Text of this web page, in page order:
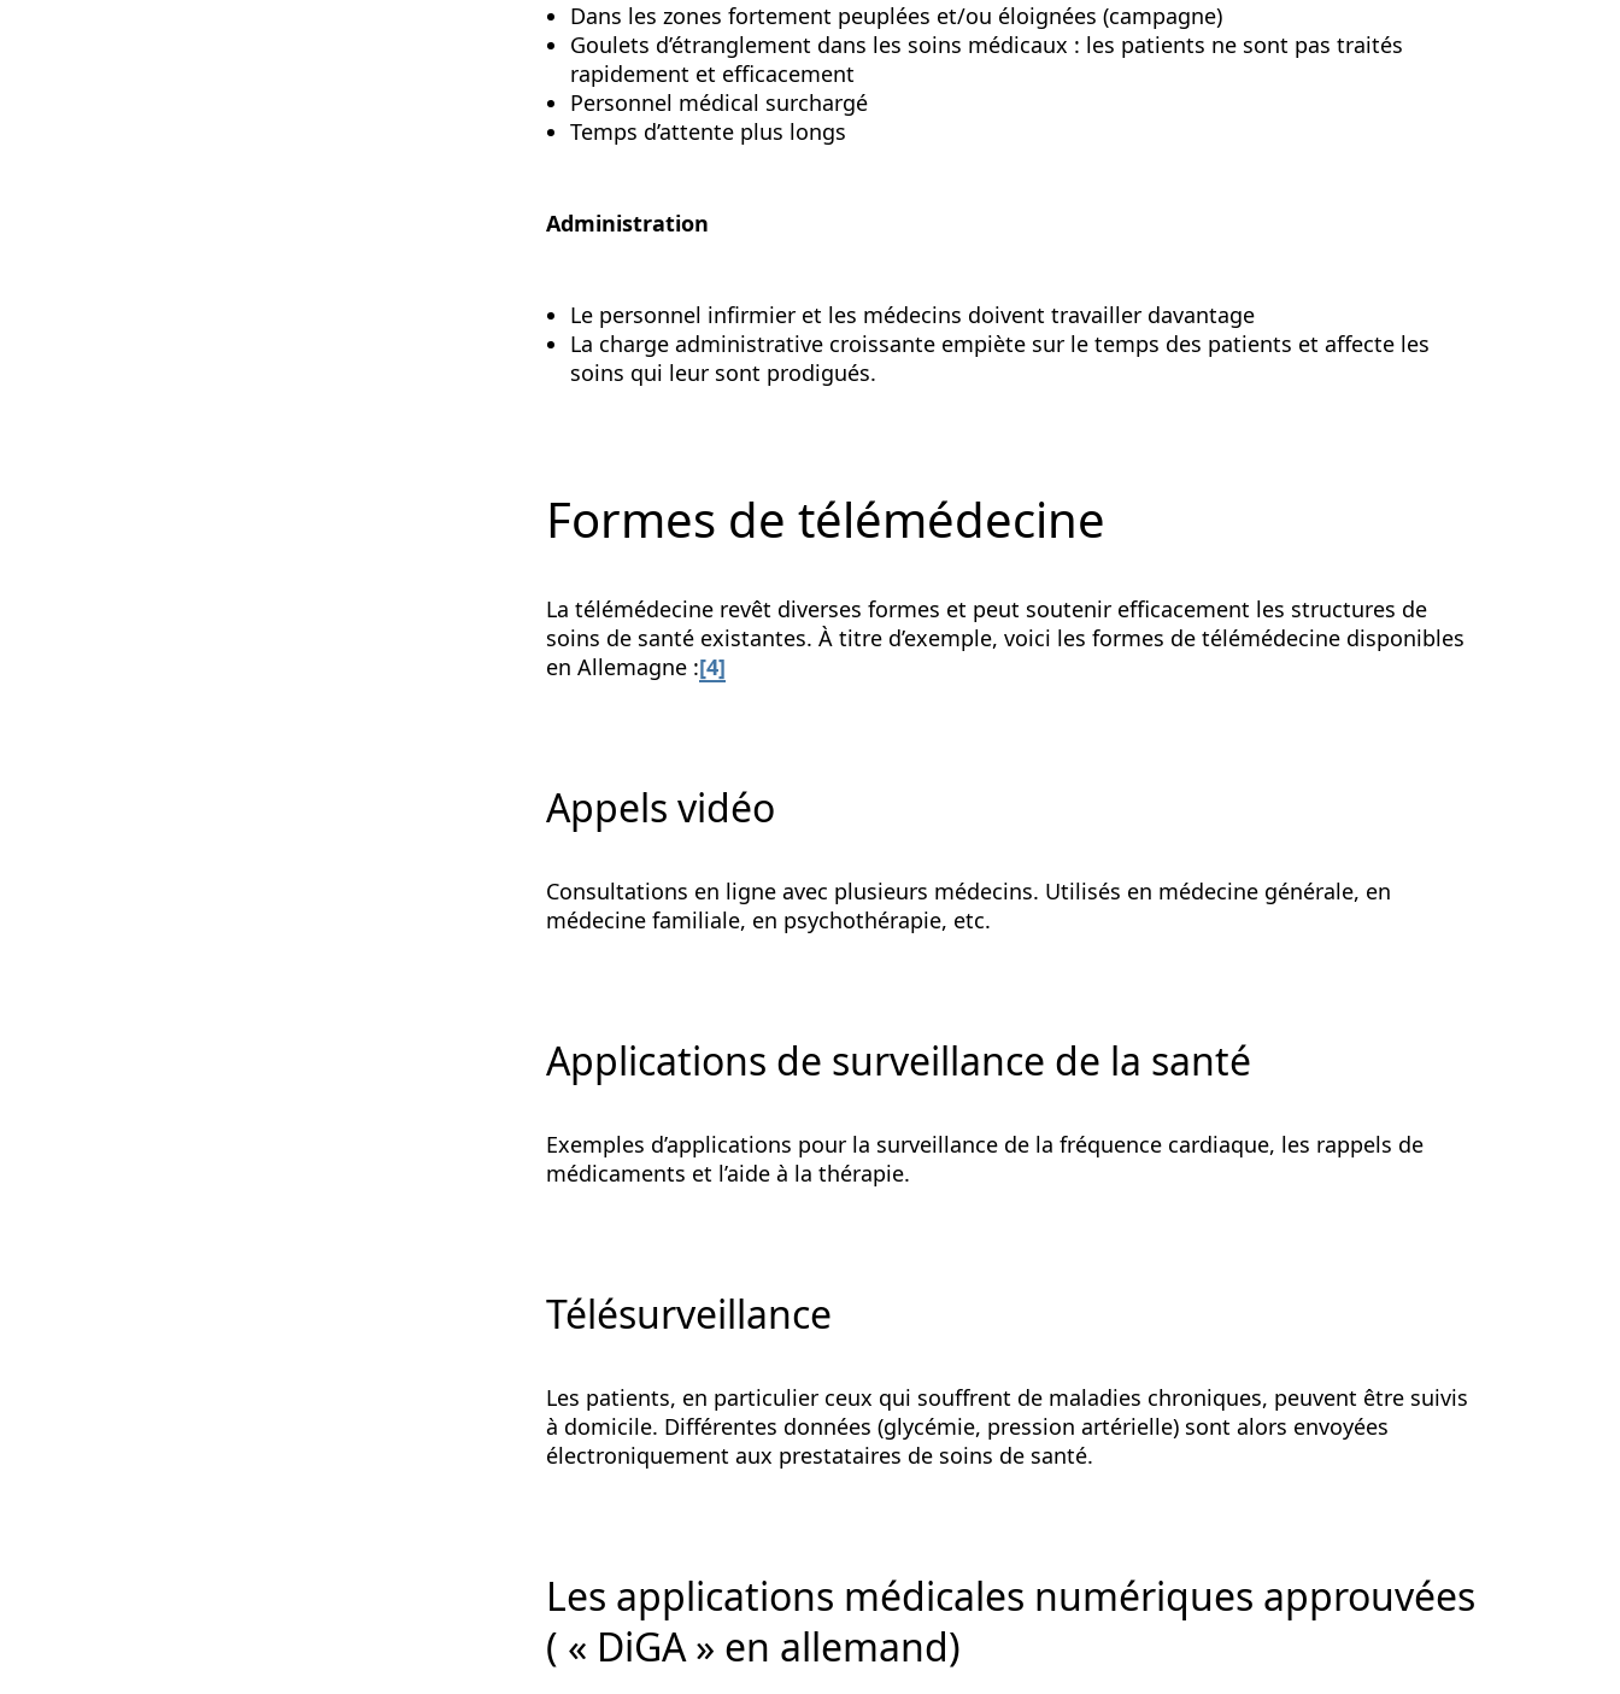
Dans les zones fortement peuplées et/ou éloignées (campagne)
Goulets d’étranglement dans les soins médicaux : les patients ne sont pas traités
rapidement et efficacement
Personnel médical surchargé
Temps d’attente plus longs
Administration
Le personnel infirmier et les médecins doivent travailler davantage
La charge administrative croissante empiète sur le temps des patients et affecte les
soins qui leur sont prodigués.
Formes de télémédecine
La télémédecine revêt diverses formes et peut soutenir efficacement les structures de
soins de santé existantes. À titre d’exemple, voici les formes de télémédecine disponibles
en Allemagne :[4]
Appels vidéo
Consultations en ligne avec plusieurs médecins. Utilisés en médecine générale, en
médecine familiale, en psychothérapie, etc.
Applications de surveillance de la santé
Exemples d’applications pour la surveillance de la fréquence cardiaque, les rappels de
médicaments et l’aide à la thérapie.
Télésurveillance
Les patients, en particulier ceux qui souffrent de maladies chroniques, peuvent être suivis
à domicile. Différentes données (glycémie, pression artérielle) sont alors envoyées
électroniquement aux prestataires de soins de santé.
Les applications médicales numériques approuvées
( « DiGA » en allemand)